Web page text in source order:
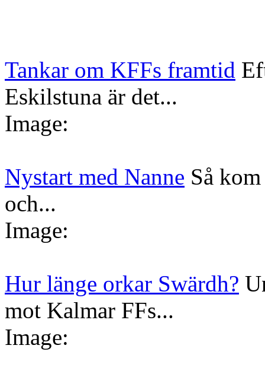
Tankar om KFFs framtid
Eskilstuna är det...
Image:
Nystart med Nanne Så
och...
Image:
Hur länge orkar Swärdh?
mot Kalmar FFs...
Image: